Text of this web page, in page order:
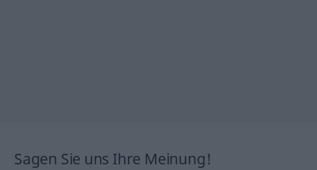
Sagen Sie uns Ihre Meinung!